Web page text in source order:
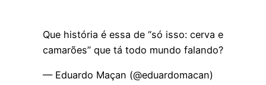
Que história é essa de “só isso: cerva e
camarões” que tá todo mundo falando?
— Eduardo Maçan (@eduardomacan)